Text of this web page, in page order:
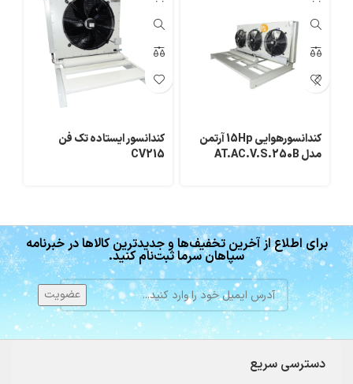
کندانسورهوایی 15Hp آرتمن
مدل AT.AC.V.S.250B
کندانسور ایستاده تک فن
CV215
برای اطلاع از آخرین تخفیف‌ها و جدیدترین کالاها در خبرنامه
سپاهان سرما ثبت‌نام کنید.
دسترسی سریع